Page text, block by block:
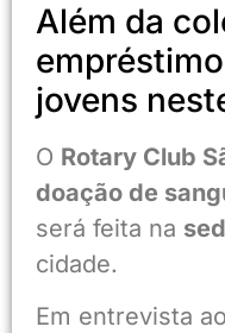
Além da
jovens
O Rotary Club
doação de
será feita na
cidade.
Em entrevista ao